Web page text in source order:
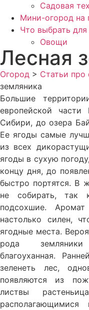
Садовая
Мини-огород на
Что выбрать
Овощи
Лесная
Огород > Статьи про
земляника
Большие
европейской
Сибири, до озера
Ее ягоды самые
из всех
ягоды в сухую
концу дня, до
быстро пор­тятся. В
не собирать,
подсохшие.
настолько силен,
ягодные места.
рода
благоуханная.
зеле­неть лес,
появляются из
листвы